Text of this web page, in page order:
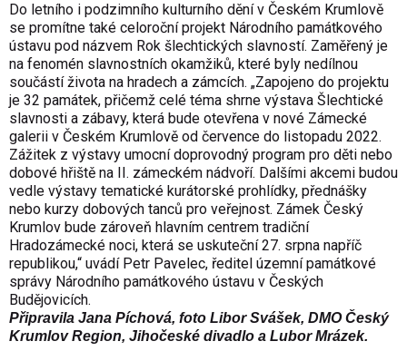
Do letního i podzimního kulturního dění v Českém Krumlově
se promítne také celoroční projekt Národního památkového
ústavu pod názvem Rok šlechtických slavností. Zaměřený je
na fenomén slavnostních okamžiků, které byly nedílnou
součástí života na hradech a zámcích. „Zapojeno do projektu
je 32 památek, přičemž celé téma shrne výstava Šlechtické
slavnosti a zábavy, která bude otevřena v nové Zámecké
galerii v Českém Krumlově od července do listopadu 2022.
Zážitek z výstavy umocní doprovodný program pro děti nebo
dobové hřiště na II. zámeckém nádvoří. Dalšími akcemi budou
vedle výstavy tematické kurátorské prohlídky, přednášky
nebo kurzy dobových tanců pro veřejnost. Zámek Český
Krumlov bude zároveň hlavním centrem tradiční
Hradozámecké noci, která se uskuteční 27. srpna napříč
republikou,“ uvádí Petr Pavelec, ředitel územní památkové
správy Národního památkového ústavu v Českých
Budějovicích.
Připravila Jana Píchová, foto Libor Svášek, DMO Český
Krumlov Region, Jihočeské divadlo a Lubor Mrázek.